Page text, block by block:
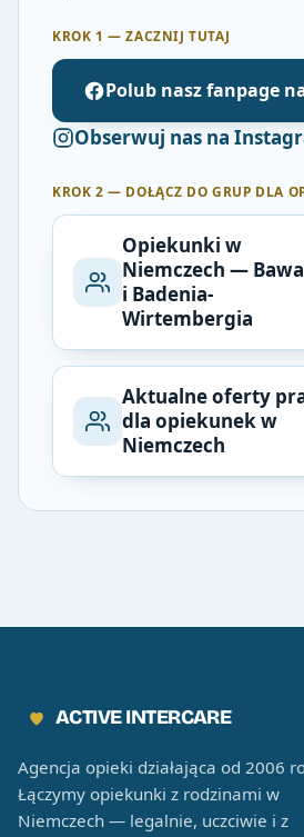
KROK 1 — ZACZNIJ TUTAJ
Polub nasz fanpage
Obserwuj nas na
KROK 2 — DOŁĄCZ DO GRUP DLA
Opiekunki w
Niemczech —
i Badenia-
Wirtembergia
Aktualne oferty
dla opiekunek w
Niemczech
ACTIVE INTERCARE
Agencja opieki działająca od 2006
Łączymy opiekunki z rodzinami w
Niemczech — legalnie, uczciwie i z